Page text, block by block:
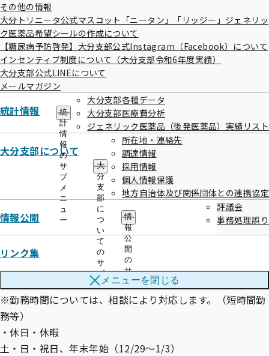
ュ
その他の情報
大分トリニータ公式マスコット「ニータン」「リッジー」ジェネリッ
ク医薬品希望シールの作成について
【糖尿病予防啓発】大分支部公式Instagram（Facebook）について
インセンティブ制度について（大分支部令和6年度実績）
大分支部公式LINEについて
メールマガジン
統計情報
統
計
情
報
の
サ
ブ
メ
ニ
ュ
ー
大分支部各種データ
大分支部医療費分析
ジェネリック医薬品（後発医薬品）実績リスト
大分支部について
大
分
支
部
に
つ
い
て
の
サ
ブ
メ
ュ
所在地・連絡先
調達情報
採用情報
個人情報保護
地方自治体及び関係団体との連携協定
情報公開
情
報
公
開
の
サ
ブ
メ
ニ
評議会
事務処理誤り
リンク集
メニューを閉じる
大分市金池南1-5-1 J：COMホルトホール大分（MNCタウ
ン2階）
・雇用予定期間
令和8年9月1日～令和9年3月31日（契約更新の可能性あり）
※雇用開始日は応募日や書類審査・面接日等により変更とな
る場合があります。
・募集人員
・給与
時給1,910円＋自家用車の使用料（当協会の規程による）
健康保険、厚生年金、雇用保険、労災保険
退職金制度なし
・勤務時間・勤務日数
8：30～17：30（休憩時間60分）（事業場外みなし労働時間
制）
月20日程度の勤務（勤務日数については相談に応じます）
※勤務時間については、相談により対応します。（短時間勤
務等）
・休日・休暇
土・日・祝日、年末年始（12/29～1/3）